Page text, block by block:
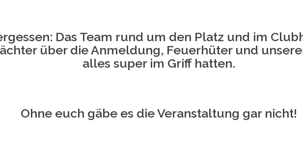
Das Team rund um den Platz und im
über die Anmeldung, Feuerhüter und
alles super im Griff hatten.
Ohne euch gäbe es die Veranstaltung gar nicht!